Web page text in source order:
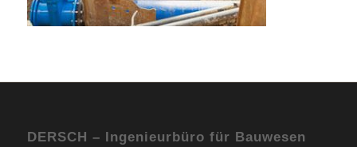
DERSCH – Ingenieurbüro für Bauwesen